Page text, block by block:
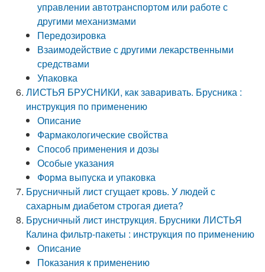
управлении автотранспортом или работе с
другими механизмами
Передозировка
Взаимодействие с другими лекарственными
средствами
Упаковка
ЛИСТЬЯ БРУСНИКИ, как заваривать. Брусника :
инструкция по применению
Описание
Фармакологические свойства
Способ применения и дозы
Особые указания
Форма выпуска и упаковка
Брусничный лист сгущает кровь. У людей с
сахарным диабетом строгая диета?
Брусничный лист инструкция. Брусники ЛИСТЬЯ
Калина фильтр-пакеты : инструкция по применению
Описание
Показания к применению